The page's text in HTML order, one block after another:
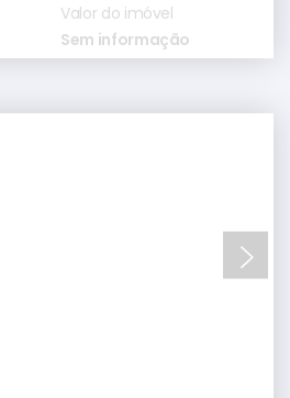
Valor do imóvel
Sem informação